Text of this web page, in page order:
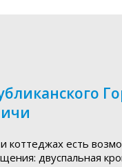
коттеджах есть
двуспальная